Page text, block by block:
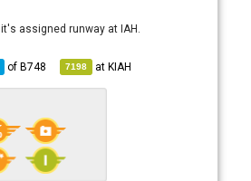
assigned runway at IAH.
ofB748 7198 atKIAH